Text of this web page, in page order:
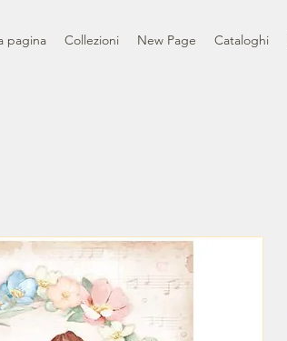
pagina Collezioni New Page Cataloghi